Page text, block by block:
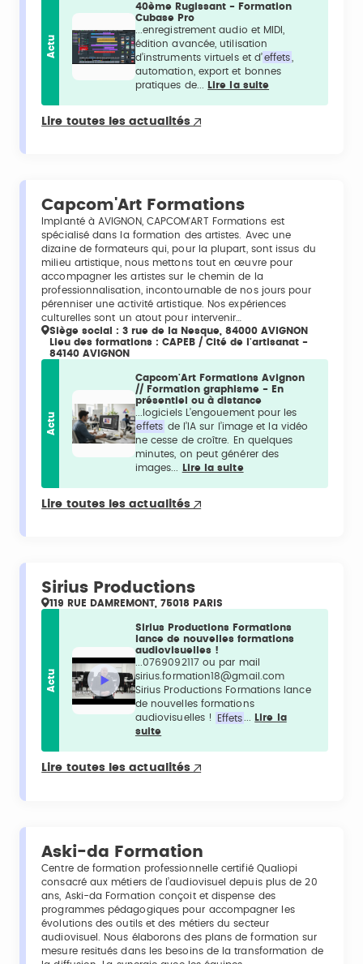
Actu
40ème Rugissant - Formation
Cubase Pro
...enregistrement audio et MIDI,
édition avancée, utilisation
d’instruments virtuels et d’effets
automation, export et bonnes
pratiques de...
Lire la suite
Lire toutes les actualités
Capcom'Art Formations
Implanté à AVIGNON, CAPCOM'ART Formations est
spécialisé dans la formation des artistes. Avec une
dizaine de formateurs qui, pour la plupart, sont issus du
milieu artistique, nous mettons tout en œuvre pour
accompagner les artistes sur le chemin de la
professionnalisation, incontournable de nos jours pour
pérenniser une activité artistique. Nos expériences
culturelles sont un atout pour intervenir…
Siège social : 3 rue de la Nesque, 84000 AVIGNON
Lieu des formations : CAPEB / Cité de l'artisanat -
84140 AVIGNON
Actu
Capcom'Art Formations Avignon
// Formation graphisme - En
présentiel ou à distance
...logiciels L’engouement pour les
effets de l’IA sur l’image et la vidéo
ne cesse de croître. En quelques
minutes, on peut générer des
images...
Lire la suite
Lire toutes les actualités
Sirius Productions
119 RUE DAMREMONT, 75018 PARIS
Actu
Sirius Productions Formations
lance de nouvelles formations
audiovisuelles !
...0769092117 ou par mail
sirius.formation18@gmail.com
Sirius Productions Formations lance
de nouvelles formations
audiovisuelles !
Effets
Lire la
suite
Lire toutes les actualités
Aski-da Formation
Centre de formation professionnelle certifié Qualiopi
consacré aux métiers de l’audiovisuel depuis plus de 20
ans, Aski-da Formation conçoit et dispense des
programmes pédagogiques pour accompagner les
évolutions des outils et des métiers du secteur
audiovisuel. Nous élaborons des plans de formation sur
mesure resitués dans les besoins de la transformation de